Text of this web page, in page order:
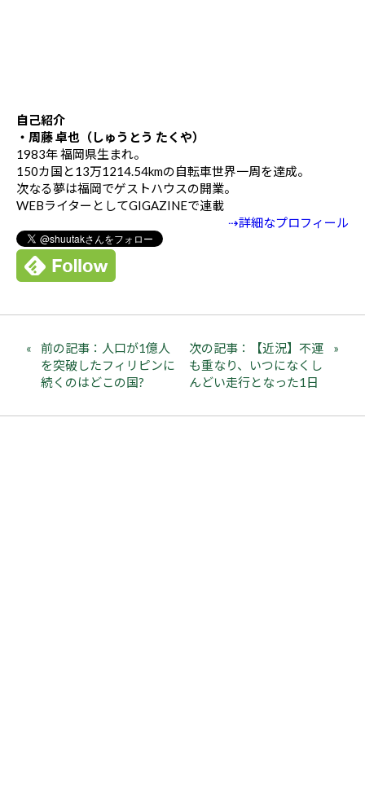
自己紹介
・周藤 卓也（しゅうとう たくや）
1983年 福岡県生まれ。
150カ国と13万1214.54kmの自転車世界一周を達成。
次なる夢は福岡でゲストハウスの開業。
WEBライターとしてGIGAZINEで連載
⇢詳細なプロフィール
前の記事：人口が1億人
を突破したフィリピンに
続くのはどこの国?
次の記事：【近況】不運
も重なり、いつになくし
んどい走行となった1日